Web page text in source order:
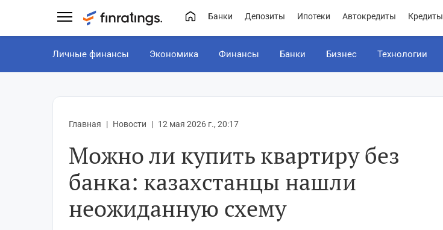
Банки Депозиты Ипотеки Автокредиты Кредиты
Личные финансы Экономика Финансы Банки Бизнес Технологии
Главная Новости 12 мая 2026 г., 20:17
Можно ли купить квартиру без
банка: казахстанцы нашли
неожиданную схему